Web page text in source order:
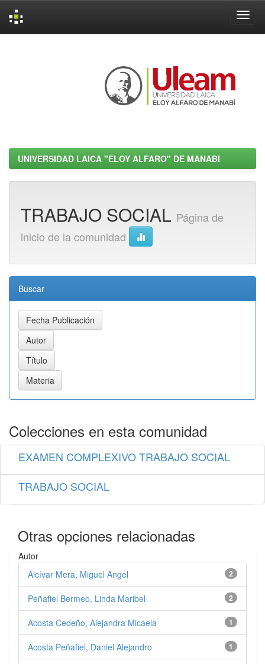
UNIVERSIDAD LAICA "ELOY ALFARO" DE MANABI
TRABAJO SOCIAL Página de
inicio de la comunidad
Buscar
Colecciones en esta comunidad
EXAMEN COMPLEXIVO TRABAJO SOCIAL
TRABAJO SOCIAL
Otras opciones relacionadas
Autor
2
Alcívar Mera, Miguel Angel
2
Peñafiel Bermeo, Linda Maribel
1
Acosta Cedeño, Alejandra Micaela
1
Acosta Peñafiel, Daniel Alejandro